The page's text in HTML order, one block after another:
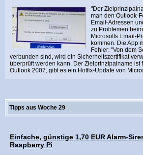
"Der
man den Outlook-
Email-Adressen
zu Problemen
Microsofts Email-
kommen. Die App
Fehler: "Von dem
verbunden sind, wird ein Sicherheitszertifikat
überprüft werden kann. Der Zielprinzipalname ist
Outlook 2007, gibt es ein Hotfix-Update von
Tipps aus Woche 29
Einfache, günstige 1,70 EUR Alarm-
Raspberry Pi